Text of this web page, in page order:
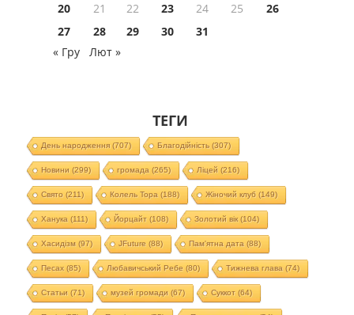
20
21 22 23 24 25
26
27
28 29 30
31
« Гру
Лют »
ТЕГИ
День народження(707) Благодійність(307)
Новини (299) громада (265) Ліцей (216)
Свято (211) Колель Тора (188) Жіночий клуб (149)
Ханука (111) Йорцайт (108) Золотий вік(104)
Хасидізм (97) JFuture (88) Пам'ятна дата (88)
Песах(85) Любавичський Ребе (80) Тижнева глава (74)
Статьи (71) музей громади (67) Суккот (64)